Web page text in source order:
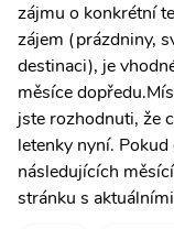
zájmu o konkrétní
zájem (prázdniny,
destinaci), je
měsíce
jste rozhodnuti, že
letenky nyní.
následujících
stránku s